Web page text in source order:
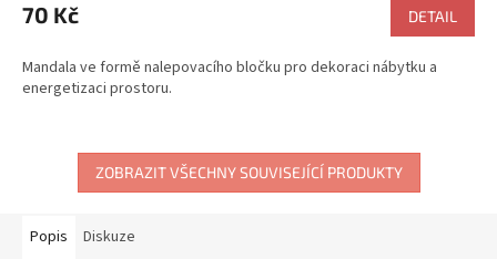
70 Kč DETAIL
Mandala ve formě nalepovacího bločku pro dekoraci nábytku a
energetizaci prostoru.
ZOBRAZIT VŠECHNY SOUVISEJÍCÍ PRODUKTY
Popis Diskuze